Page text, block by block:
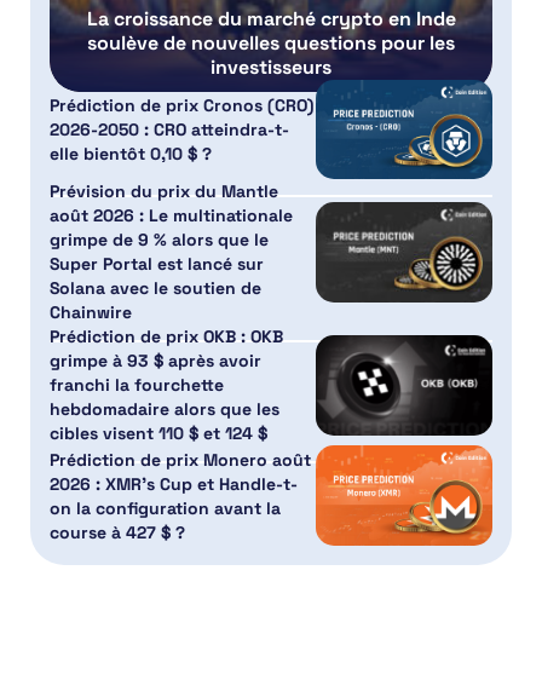
La croissance du marché crypto en Inde
soulève de nouvelles questions pour les
investisseurs
Prédiction de prix Cronos (CRO)
2026-2050 : CRO atteindra-t-
elle bientôt 0,10 $ ?
Prévision du prix du Mantle
août 2026 : Le multinationale
grimpe de 9 % alors que le
Super Portal est lancé sur
Solana avec le soutien de
Chainwire
Prédiction de prix OKB : OKB
grimpe à 93 $ après avoir
franchi la fourchette
hebdomadaire alors que les
cibles visent 110 $ et 124 $
Prédiction de prix Monero août
2026 : XMR’s Cup et Handle-t-
on la configuration avant la
course à 427 $ ?